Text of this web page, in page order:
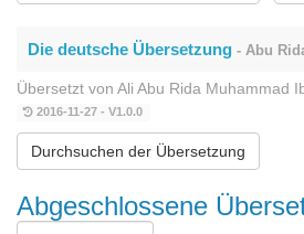
Die deutsche Übersetzung - Abu
Übersetzt von Ali Abu Rida Muhammad
2016-11-27 - V1.0.0
Durchsuchen der Übersetzung
Abgeschlossene